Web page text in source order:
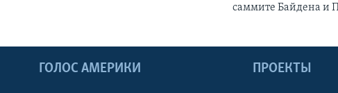
саммите Байдена и
ГОЛОС АМЕРИКИ ПРОЕКТЫ